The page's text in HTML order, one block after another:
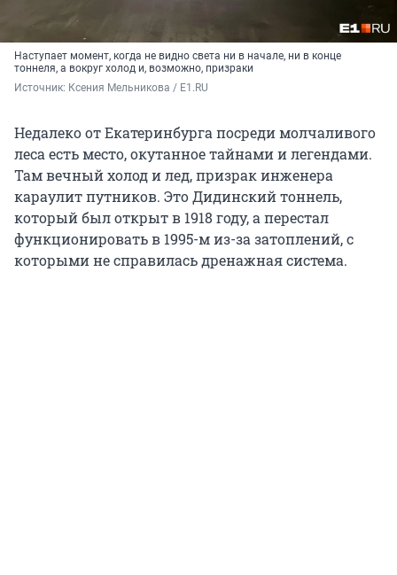
Наступает момент, когда не видно света ни в начале, ни в конце
тоннеля, а вокруг холод и, возможно, призраки
Источник: Ксения Мельникова / E1.RU
Недалеко от Екатеринбурга посреди молчаливого
леса есть место, окутанное тайнами и легендами.
Там вечный холод и лед, призрак инженера
караулит путников. Это Дидинский тоннель,
который был открыт в 1918 году, а перестал
функционировать в 1995-м из-за затоплений, с
которыми не справилась дренажная система.